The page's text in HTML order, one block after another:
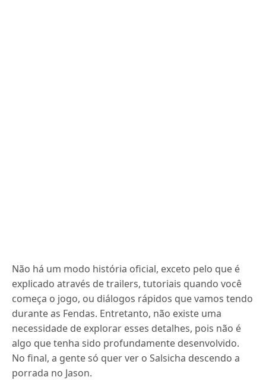
Não há um modo história oficial, exceto pelo que é
explicado através de trailers, tutoriais quando você
começa o jogo, ou diálogos rápidos que vamos tendo
durante as Fendas. Entretanto, não existe uma
necessidade de explorar esses detalhes, pois não é
algo que tenha sido profundamente desenvolvido.
No final, a gente só quer ver o Salsicha descendo a
porrada no Jason.